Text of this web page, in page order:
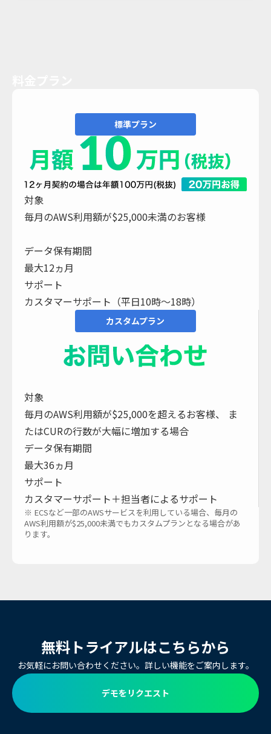
標準プラン
対象
毎月のAWS利用額が$25,000未満のお客様
データ保有期間
最大12ヵ月
サポート
カスタマーサポート（平日10時～18時）
カスタムプラン
対象
毎月のAWS利用額が$25,000を超えるお客様、 ま
たはCURの行数が大幅に増加する場合
データ保有期間
最大36ヵ月
サポート
カスタマーサポート＋担当者によるサポート
※ ECSなど一部のAWSサービスを利用している場合、毎月の
AWS利用額が$25,000未満でもカスタムプランとなる場合があ
ります。
無料トライアルはこちらから
お気軽にお問い合わせください。詳しい機能をご案内します。
デモをリクエスト